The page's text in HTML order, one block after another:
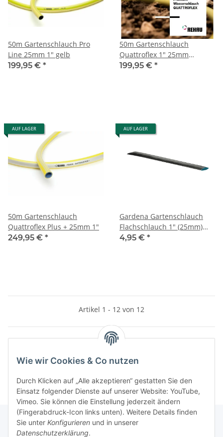
Wie wir Cookies & Co nutzen
Durch Klicken auf „Alle akzeptieren“ gestatten Sie den
Einsatz folgender Dienste auf unserer Website: YouTube,
Vimeo. Sie können die Einstellung jederzeit ändern
(Fingerabdruck-Icon links unten). Weitere Details finden
Sie unter Konfigurieren und in unserer
Datenschutzerklärung.
50m Gartenschlauch Pro
Line 25mm 1" gelb
199,95 € *
50m Gartenschlauch
Quattroflex 1" 25mm
Turboflex Rehau
199,95 € *
AUF LAGER
50m Gartenschlauch
Quattroflex Plus + 25mm 1"
249,95 € *
AUF LAGER
Gardena Gartenschlauch
Flachschlauch 1" (25mm)
Meterware
4,95 € *
Artikel 1 - 12 von 12
Kategorien